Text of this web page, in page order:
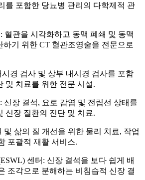
를 포함한 당뇨병 관리의 다학제적 관
혈관을 시각화하고 동맥 폐쇄 및 동맥
하기 위한 CT 혈관조영술을 전문으로
경 검사 및 상부 내시경 검사를 포함
및 치료를 위한 전문 시설.
신장 결석, 요로 감염 및 전립선 상태를
신장 질환의 진단 및 치료.
및 삶의 질 개선을 위한 물리 치료, 작업
포괄적 재활 서비스.
센터: 신장 결석을 보다 쉽게 배
조각으로 분해하는 비침습적 신장 결